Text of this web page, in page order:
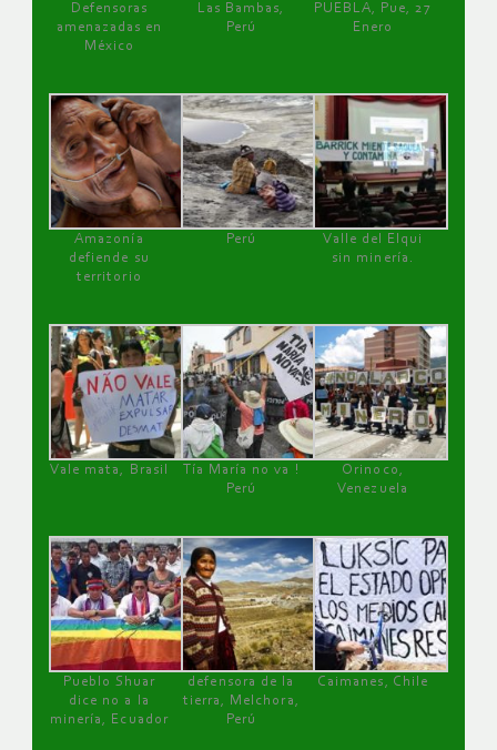
Defensoras
amenazadas en
México
Las Bambas,
Perú
PUEBLA, Pue, 27
Enero
Amazonía
defiende su
territorio
Perú
Valle del Elqui
sin minería.
Vale mata, Brasil
Tía María no va !
Perú
Orinoco,
Venezuela
Pueblo Shuar
dice no a la
minería, Ecuador
defensora de la
tierra, Melchora,
Perú
Caimanes, Chile